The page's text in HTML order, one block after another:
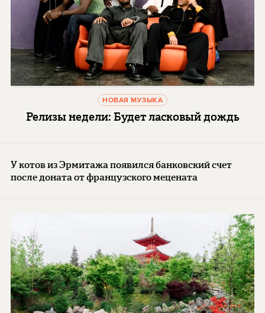
НОВАЯ МУЗЫКА
Релизы недели: Будет ласковый дождь
У котов из Эрмитажа появился банковский счет
после доната от французского мецената